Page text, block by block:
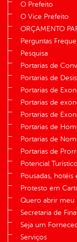
O Prefeito
O Vice Prefeito
ORÇAMENTO
Perguntas
Pesquisa
Portarias de
Portarias de
Portarias de
Portarias de
Portarias de
Portarias de
Portarias de
Portarias de
Potencial Turístico
Pousadas, hotéis
Protesto em
Quero abrir meu
Secretaria de
Seja um
Serviços